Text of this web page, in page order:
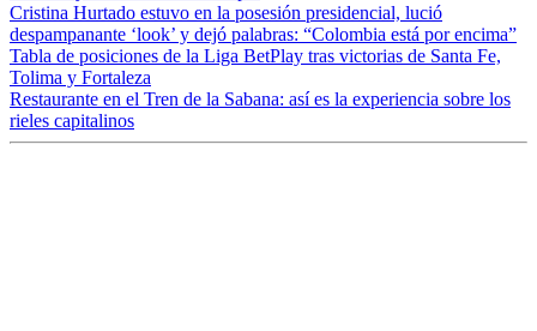
Cristina Hurtado estuvo en la posesión presidencial, lució
despampanante ‘look’ y dejó palabras: “Colombia está por encima”
Tabla de posiciones de la Liga BetPlay tras victorias de Santa Fe,
Tolima y Fortaleza
Restaurante en el Tren de la Sabana: así es la experiencia sobre los
rieles capitalinos